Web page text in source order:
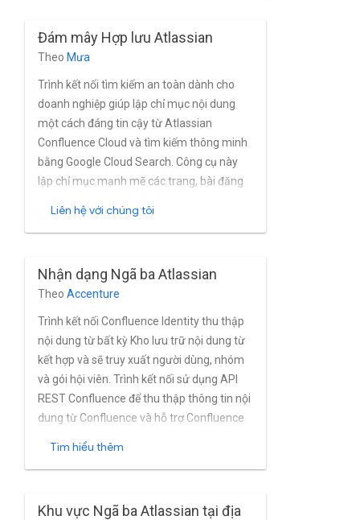
Đám mây Hợp lưu Atlassian
Theo Mưa
Trình kết nối tìm kiếm an toàn dành cho
doanh nghiệp giúp lập chỉ mục nội dung
một cách đáng tin cậy từ Atlassian
Confluence Cloud và tìm kiếm thông minh
bằng Google Cloud Search. Công cụ này
lập chỉ mục mạnh mẽ các trang, bài đăng
gian, hồ sơ và trang web trung tâm dành
kết nối hoàn chỉnh hỗ trợ người dùng và
nhóm tích hợp sẵn của Atlassian
Confluence Cloud Google Cloud.
Liên hệ với chúng tôi
Nhận dạng Ngã ba Atlassian
Theo Accenture
Trình kết nối Confluence Identity thu thập
nội dung từ bất kỳ Kho lưu trữ nội dung từ
kết hợp và sẽ truy xuất người dùng, nhóm
và gói hội viên. Trình kết nối sử dụng API
REST Confluence để thu thập thông tin nội
dung từ Confluence và hỗ trợ Confluence
Tìm hiểu thêm
Khu vực Ngã ba Atlassian tại địa